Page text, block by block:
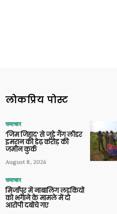
लोकप्रिय पोस्ट
समाचार
‘जिम जिहाद’ से जुड़े गैंग लीडर
इमरान की डेढ़ करोड़ की
जमीन कुर्क
August 8, 2026
समाचार
मिर्जापुर में नाबालिग लड़कियों
को भगाने के मामले में दो
आरोपी दबोचे गए